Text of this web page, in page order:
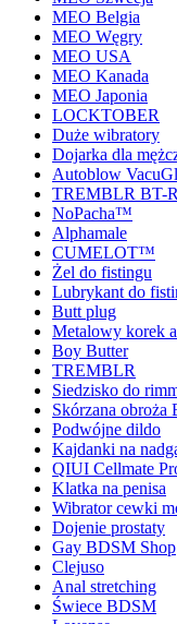
MEO Belgia
MEO Węgry
MEO USA
MEO Kanada
MEO Japonia
LOCKTOBER
Duże wibratory
Dojarka dla
Autoblow
TREMBLR BT-R
NoPacha™
Alphamale
CUMELOT™
Żel do fistingu
Lubrykant do
Butt plug
Metalowy korek
Boy Butter
TREMBLR
Siedzisko do
Skórzana obroża
Podwójne dildo
Kajdanki na
QIUI Cellmate
Klatka na penisa
Wibrator cewki
Dojenie prostaty
Gay BDSM Shop
Clejuso
Anal stretching
Świece BDSM